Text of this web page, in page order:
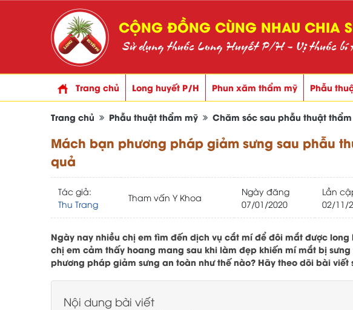
CỘNG ĐỒNG CÙNG NHAU CHIA
Sử dụng thuốc Long Huyết P/H - Vị thuốc bí
Trang chủ Long huyết P/H Phun xăm thẩm mỹ Phẫu
Trang chủ Phẫu thuật thẩm mỹ Chăm sóc sau phẫu thuật
Mách bạn phương pháp giảm sưng sau phẫu
quả
Tác giả:
Thu Trang
Tham vấn Y Khoa
Ngày đăng
07/01/2020
Lần
02/11/
Ngày nay nhiều chị em tìm đến dịch vụ cắt mí để đôi mắt được long
chị em cảm thấy hoang mang sau khi làm đẹp khiến mí mắt bị
phương pháp giảm sưng an toàn như thế nào? Hãy theo dõi bài
Nội dung bài viết